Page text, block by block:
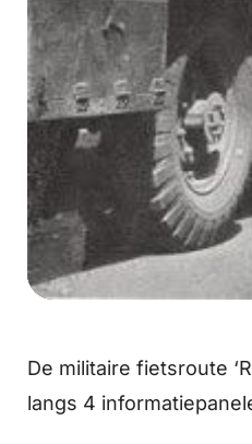
De militaire fietsroute
langs 4